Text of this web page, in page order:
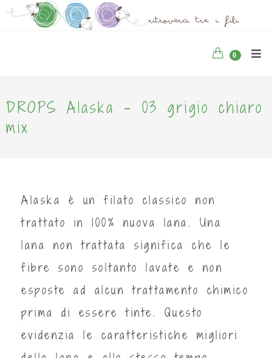
0
DROPS Alaska - 03 grigio chiaro
mix
Alaska è un filato classico non
trattato in 100% nuova lana. Una
lana non trattata significa che le
fibre sono soltanto lavate e non
esposte ad alcun trattamento chimico
prima di essere tinte. Questo
evidenzia le caratteristiche migliori